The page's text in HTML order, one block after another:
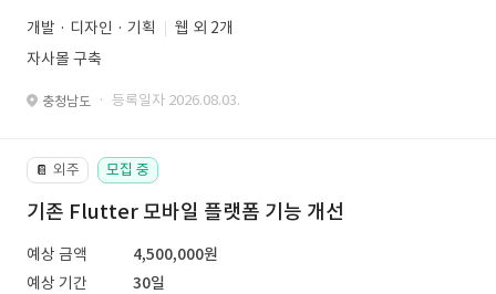
개발 · 디자인 · 기획
웹 외 2개
자사몰 구축
충청남도 · 등록일자 2026.08.03.
📔 외주 모집 중
기존 Flutter 모바일 플랫폼 기능 개선
예상 금액
4,500,000원
예상 기간
30일